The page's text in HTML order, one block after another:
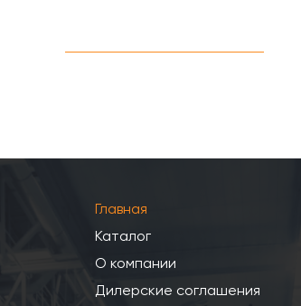
Главная
Каталог
О компании
Дилерские соглашения